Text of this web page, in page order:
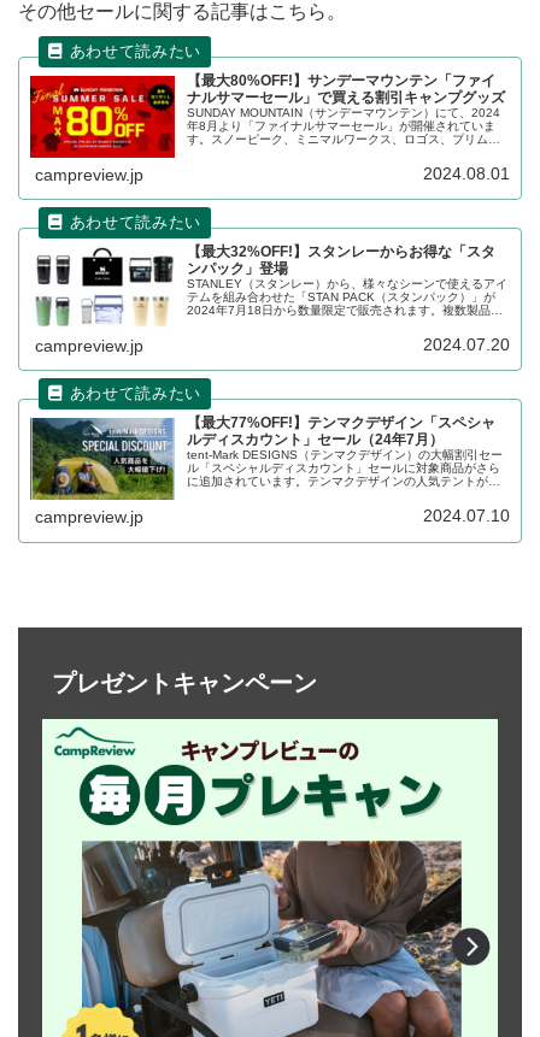
その他セールに関する記事はこちら。
【最大80%OFF!】サンデーマウンテン「ファイ
ナルサマーセール」で買える割引キャンプグッズ
SUNDAY MOUNTAIN（サンデーマウンテン）にて、2024
年8月より「ファイナルサマーセール」が開催されていま
す。スノーピーク、ミニマルワークス、ロゴス、プリムス
80%OFFで割引販売されています。詳細をレビューしま
campreview.jp 2024.08.01
【最大32%OFF!】スタンレーからお得な「スタ
ンパック」登場
STANLEY（スタンレー）から、様々なシーンで使えるアイ
テムを組み合わせた「STAN PACK（スタンパック）」が
2024年7月18日から数量限定で販売されます。複数製品が
格設定となっています。詳細をレビューします。
campreview.jp 2024.07.20
【最大77%OFF!】テンマクデザイン「スペシャ
ルディスカウント」セール（24年7月）
tent-Mark DESIGNS（テンマクデザイン）の大幅割引セー
ル「スペシャルディスカウント」セールに対象商品がさら
に追加されています。テンマクデザインの人気テントが最
campreview.jp 2024.07.10
プレゼントキャンペーン